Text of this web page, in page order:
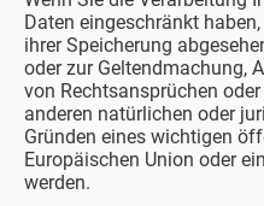
Daten eingeschränkt
ihrer Speicherung
oder zur Geltendmachung,
von Rechtsansprüchen
anderen natürlichen oder
Gründen eines wichtigen
Europäischen Union oder
werden.